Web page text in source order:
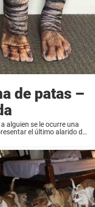
de patas –
alguien se le ocurre una
el último alarido de